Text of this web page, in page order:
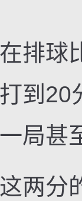
球
到
局甚
分